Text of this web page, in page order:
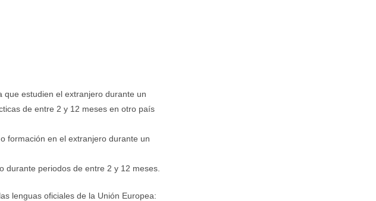
estudien el extranjero durante un
de entre 2 y 12 meses en otro país
formación en el extranjero durante un
durante periodos de entre 2 y 12 meses.
lenguas oficiales de la Unión Europea: